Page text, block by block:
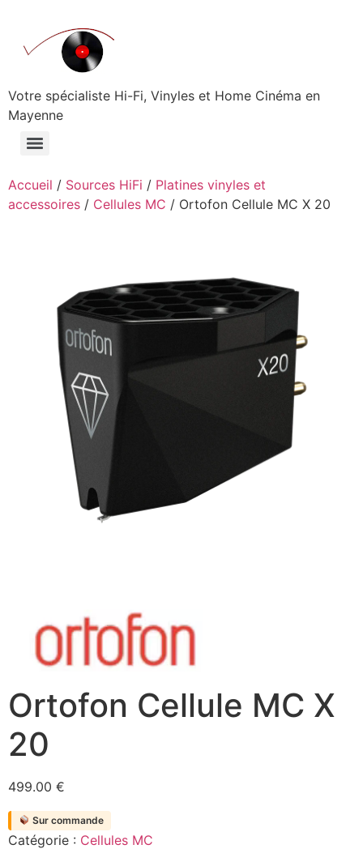
contenu
Votre spécialiste Hi-Fi, Vinyles et Home Cinéma en
Mayenne
Accueil / Sources HiFi / Platines vinyles et
accessoires / Cellules MC / Ortofon Cellule MC X 20
Ortofon Cellule MC X
20
499.00 €
Sur commande
Catégorie : Cellules MC